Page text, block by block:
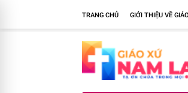
TRANG CHỦ GIỚI THIỆU VỀ